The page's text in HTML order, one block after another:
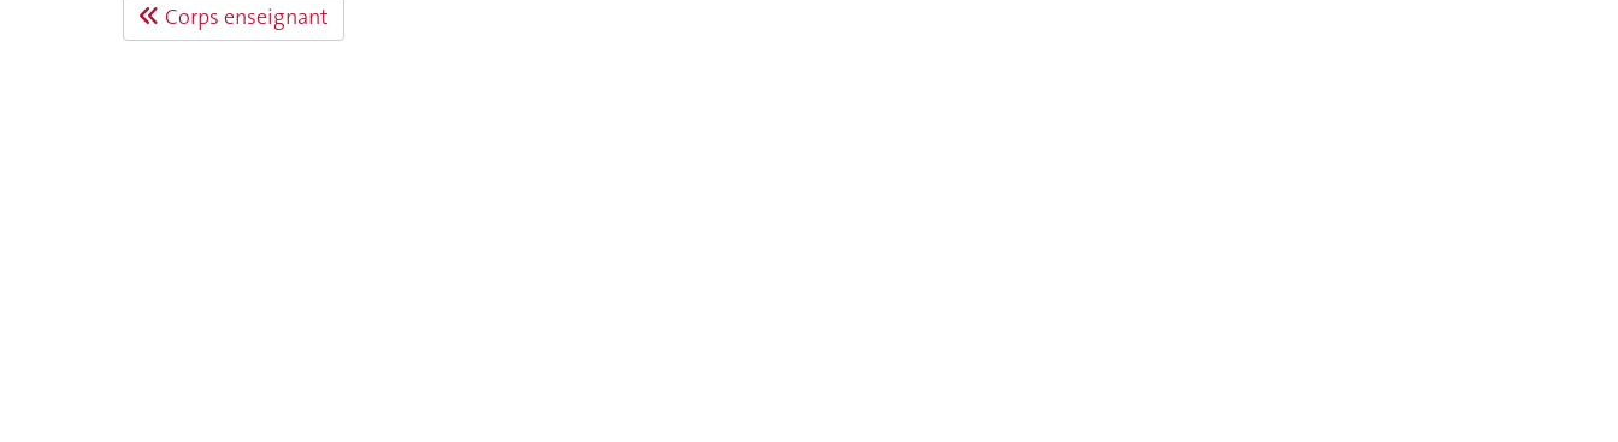
Corps enseignant